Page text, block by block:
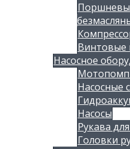
Винтовые
Насосное
Насосные
Насосы
Рукава
Головки